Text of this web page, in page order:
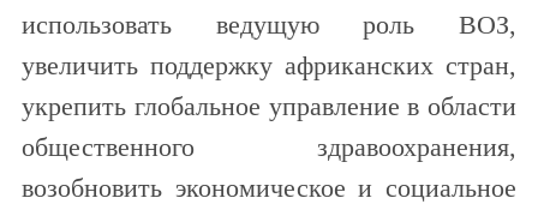
использовать ведущую роль ВОЗ,
увеличить поддержку африканских стран,
укрепить глобальное управление в области
общественного здравоохранения,
возобновить экономическое и социальное